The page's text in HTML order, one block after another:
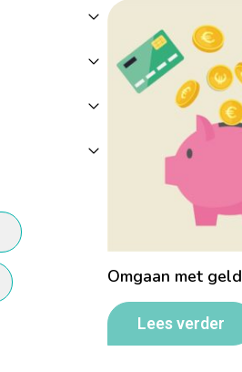
Omgaan met geld
Lees verder